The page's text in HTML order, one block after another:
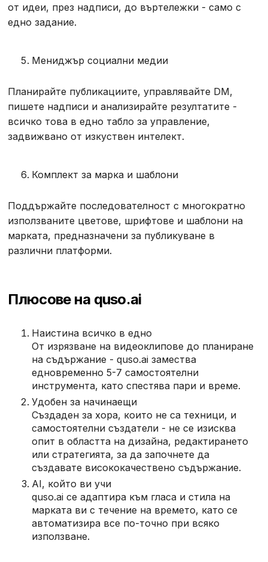
от идеи, през надписи, до въртележки - само с
едно задание.
Мениджър социални медии
Планирайте публикациите, управлявайте DM,
пишете надписи и анализирайте резултатите -
всичко това в едно табло за управление,
задвижвано от изкуствен интелект.
Комплект за марка и шаблони
Поддържайте последователност с многократно
използваните цветове, шрифтове и шаблони на
марката, предназначени за публикуване в
различни платформи.
Плюсове на quso.ai
Наистина всичко в едно
От изрязване на видеоклипове до планиране
на съдържание - quso.ai замества
едновременно 5-7 самостоятелни
инструмента, като спестява пари и време.
Удобен за начинаещи
Създаден за хора, които не са техници, и
самостоятелни създатели - не се изисква
опит в областта на дизайна, редактирането
или стратегията, за да започнете да
създавате висококачествено съдържание.
AI, който ви учи
quso.ai се адаптира към гласа и стила на
марката ви с течение на времето, като се
автоматизира все по-точно при всяко
използване.